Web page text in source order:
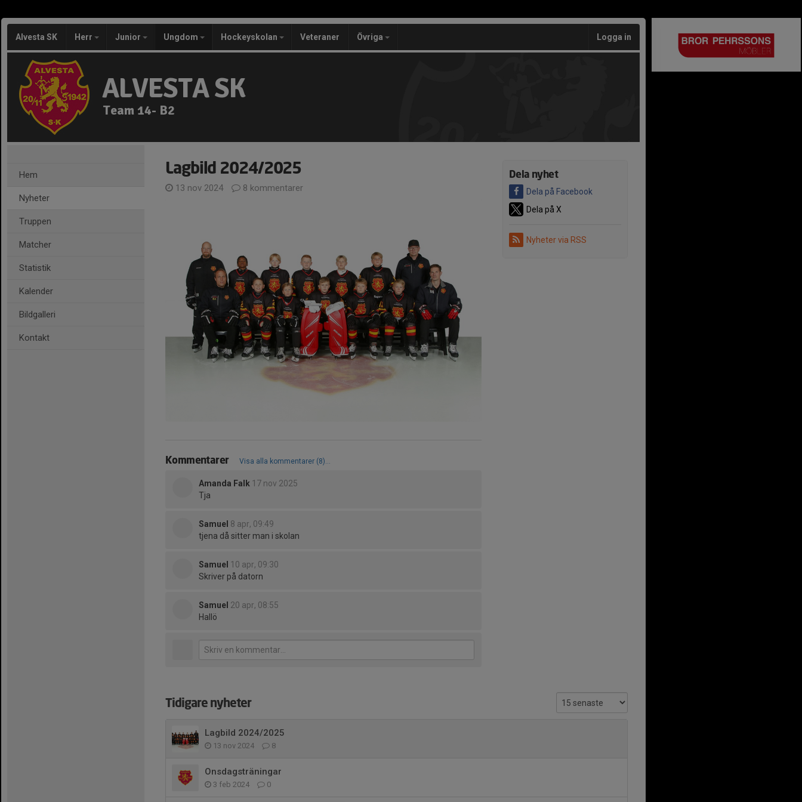
Alvesta SK Herr Junior Ungdom Hockeyskolan Veteraner Övriga Logga in
ALVESTA SK
Team 14- B2
Hem
Nyheter
Truppen
Matcher
Statistik
Kalender
Bildgalleri
Kontakt
Dela nyhet
Dela på Facebook
Dela på X
Nyheter via RSS
Lagbild 2024/2025
13 nov 2024 8 kommentarer
Kommentarer Visa alla kommentarer (8)...
Amanda Falk 17 nov 2025
Tja
Samuel 8 apr, 09:49
tjena då sitter man i skolan
Samuel 10 apr, 09:30
Skriver på datorn
Samuel 20 apr, 08:55
Hallö
Tidigare nyheter
Lagbild 2024/2025
13 nov 2024 8
Onsdagsträningar
3 feb 2024 0